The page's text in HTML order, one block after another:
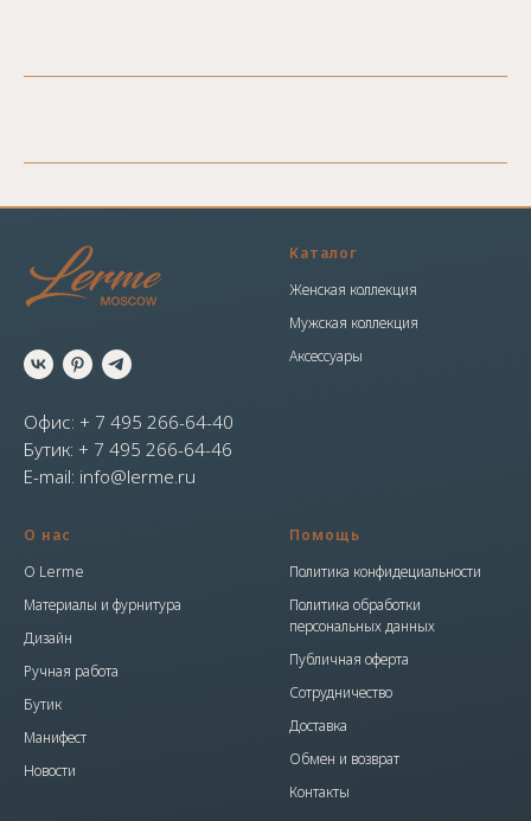
Офис: + 7 495 266-64-40
Бутик: + 7 495 266-64-46
E-mail: info@lerme.ru
Каталог
Женская коллекция
Мужская коллекция
Аксессуары
О нас
О Lerme
Материалы и фурнитура
Дизайн
Ручная работа
Бутик
Манифест
Новости
Помощь
Политика конфидециальности
Политика обработки
персональных данных
Публичная оферта
Сотрудничество
Доставка
Обмен и возврат
Контакты